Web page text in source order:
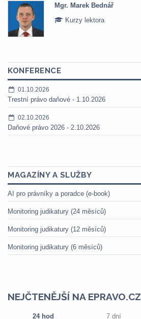
Mgr. Marek Bednář
Kurzy lektora
KONFERENCE
01.10.2026
Trestní právo daňové - 1.10.2026
02.10.2026
Daňové právo 2026 - 2.10.2026
MAGAZÍNY A SLUŽBY
AI pro právníky a poradce (e-book)
Monitoring judikatury (24 měsíců)
Monitoring judikatury (12 měsíců)
Monitoring judikatury (6 měsíců)
NEJČTENĚJŠÍ NA EPRAVO.CZ
24 hod 7 dní